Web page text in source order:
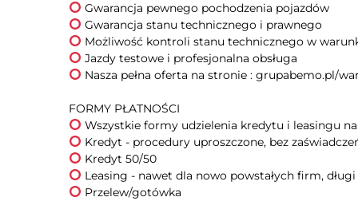
elektryczne szyby przednie
fotele przednie wentylowane
kierownica ogrzewana
kierownica wielofunkcyjna
podłokietniki - przód
przyciemniane tylne szyby
4x4
aktywny asystent zmiany pasa ruchu
Gwarancja pewnego pochodzenia pojazdów
Gwarancja stanu technicznego i prawnego
Nasza pełna oferta na stronie : grupabemo.pl/
Kredyt 50/50
Przelew/gotówka